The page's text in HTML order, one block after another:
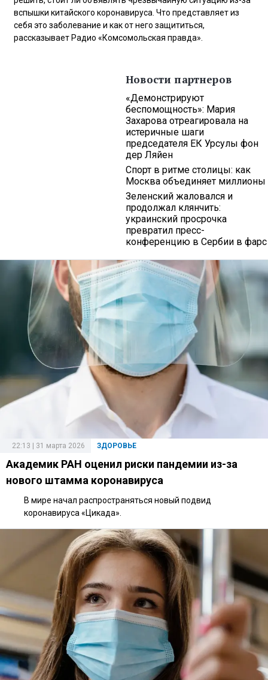
вспышки китайского коронавируса. Что представляет из
себя это заболевание и как от него защититься,
рассказывает Радио «Комсомольская правда».
Новости партнеров
«Демонстрируют
беспомощность»: Мария
Захарова отреагировала на
истеричные шаги
председателя ЕК Урсулы фон
дер Ляйен
Спорт в ритме столицы: как
Москва объединяет миллионы
Зеленский жаловался и
продолжал клянчить:
украинский просрочка
превратил пресс-
конференцию в Сербии в фарс
ЗДОРОВЬЕ
22:13 | 31 марта 2026
Академик РАН оценил риски пандемии из-за
нового штамма коронавируса
В мире начал распространяться новый подвид
коронавируса «Цикада».